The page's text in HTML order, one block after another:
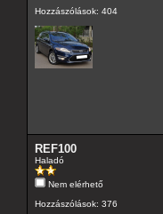
Hozzászólások: 404
REF100
Haladó
Nem elérhető
Hozzászólások: 376